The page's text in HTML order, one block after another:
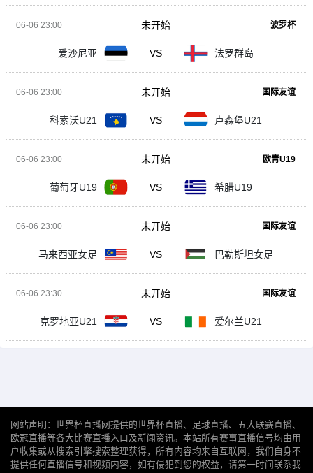
06-06 23:00 波罗杯
爱沙尼亚 VS 法罗群岛
未开始
06-06 23:00 国际友谊
科索沃U21 VS 卢森堡U21
未开始
06-06 23:00 欧青U19
葡萄牙U19 VS 希腊U19
未开始
06-06 23:00 国际友谊
马来西亚女足 VS 巴勒斯坦女足
未开始
06-06 23:30 国际友谊
克罗地亚U21 VS 爱尔兰U21
未开始
网站声明：世界杯直播网提供的世界杯直播、足球直播、五大联赛直播、
欧冠直播等各大比赛直播入口及新闻资讯。本站所有赛事直播信号均由用
户收集或从搜索引擎搜索整理获得，所有内容均来自互联网，我们自身不
提供任何直播信号和视频内容，如有侵犯到您的权益，请第一时间联系我